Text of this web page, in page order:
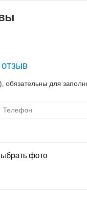
обязательны для
фото